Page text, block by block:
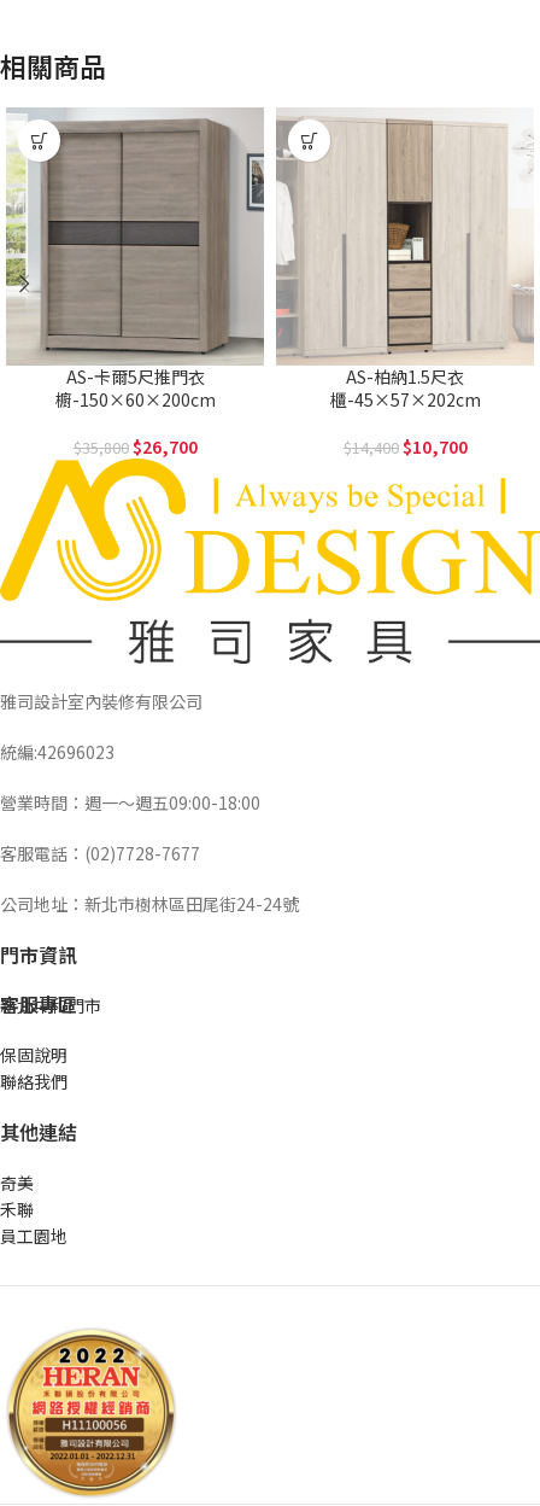
相關商品
AS-卡爾5尺推門衣
櫥-150×60×200cm
35,800 26,700
AS-柏納1.5尺衣
櫃-45×57×202cm
14,400 10,700
雅司設計室內裝修有限公司
統編:42696023
營業時間：週一～週五09:00-18:00
客服電話：(02)7728-7677
公司地址：新北市樹林區田尾街24-24號
門市資訊
新北中和門市
客服專區
保固說明
聯絡我們
其他連結
奇美
禾聯
員工園地